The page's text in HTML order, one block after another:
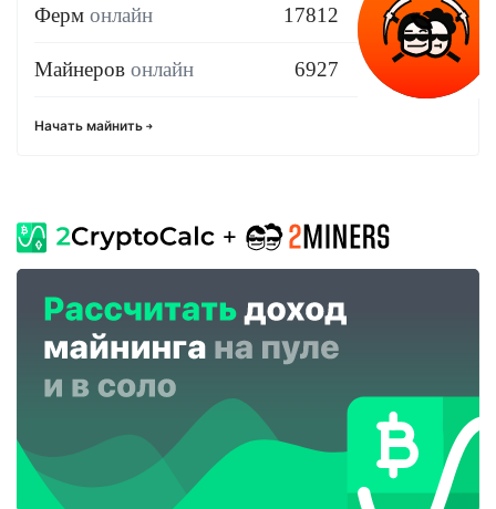
Ферм онлайн 17812
Майнеров онлайн 6927
Начать майнить